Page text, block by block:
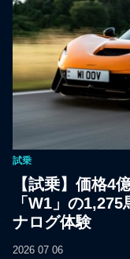
試乗
【試乗】価格4
「W1」の
ナログ体験
2026 07 06